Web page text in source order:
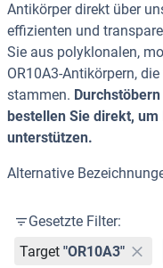
Antikörper direkt über
effizienten und
Sie aus polyklonalen,
OR10A3-Antikörpern,
stammen.
bestellen Sie direkt,
unterstützen.
Alternative
Gesetzte Filter:
Target "OR10A3"